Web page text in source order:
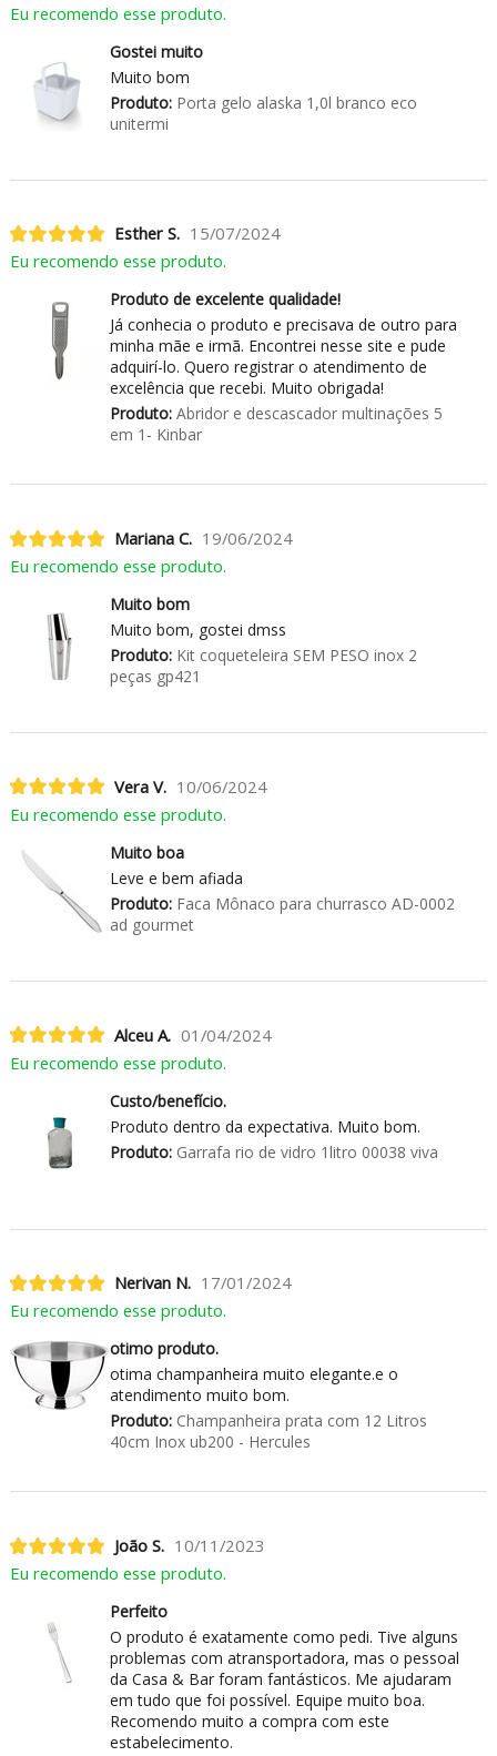
Eu recomendo esse produto.
Gostei muito
Muito bom
Produto:Porta gelo alaska 1,0l branco eco
unitermi
Esther S. 15/07/2024
Eu recomendo esse produto.
Produto de excelente qualidade!
Já conhecia o produto e precisava de outro para
minha mãe e irmã. Encontrei nesse site e pude
adquirí-lo. Quero registrar o atendimento de
excelência que recebi. Muito obrigada!
Produto:Abridor e descascador multinações 5
em 1- Kinbar
Mariana C. 19/06/2024
Eu recomendo esse produto.
Muito bom
Muito bom, gostei dmss
Produto:Kit coqueteleira SEM PESO inox 2
peças gp421
Vera V. 10/06/2024
Eu recomendo esse produto.
Muito boa
Leve e bem afiada
Produto:Faca Mônaco para churrasco AD-0002
ad gourmet
Alceu A. 01/04/2024
Eu recomendo esse produto.
Custo/benefício.
Produto dentro da expectativa. Muito bom.
Produto:Garrafa rio de vidro 1litro 00038 viva
Nerivan N. 17/01/2024
Eu recomendo esse produto.
otimo produto.
otima champanheira muito elegante.e o
atendimento muito bom.
Produto:Champanheira prata com 12 Litros
40cm Inox ub200 - Hercules
João S. 10/11/2023
Eu recomendo esse produto.
Perfeito
O produto é exatamente como pedi. Tive alguns
problemas com atransportadora, mas o pessoal
da Casa & Bar foram fantásticos. Me ajudaram
em tudo que foi possível. Equipe muito boa.
Recomendo muito a compra com este
estabelecimento.